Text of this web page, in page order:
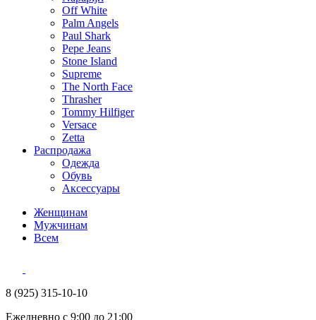
Off White
Palm Angels
Paul Shark
Pepe Jeans
Stone Island
Supreme
The North Face
Thrasher
Tommy Hilfiger
Versace
Zetta
Распродажа
Одежда
Обувь
Аксессуары
Женщинам
Мужчинам
Всем
8 (925) 315-10-10
Ежедневно с 9:00 до 21:00